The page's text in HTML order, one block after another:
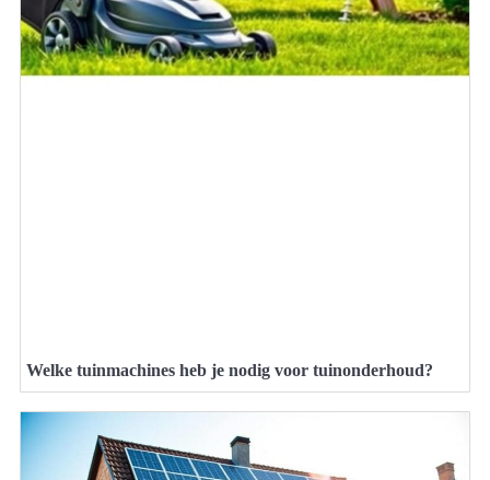
Welke tuinmachines heb je nodig voor tuinonderhoud?